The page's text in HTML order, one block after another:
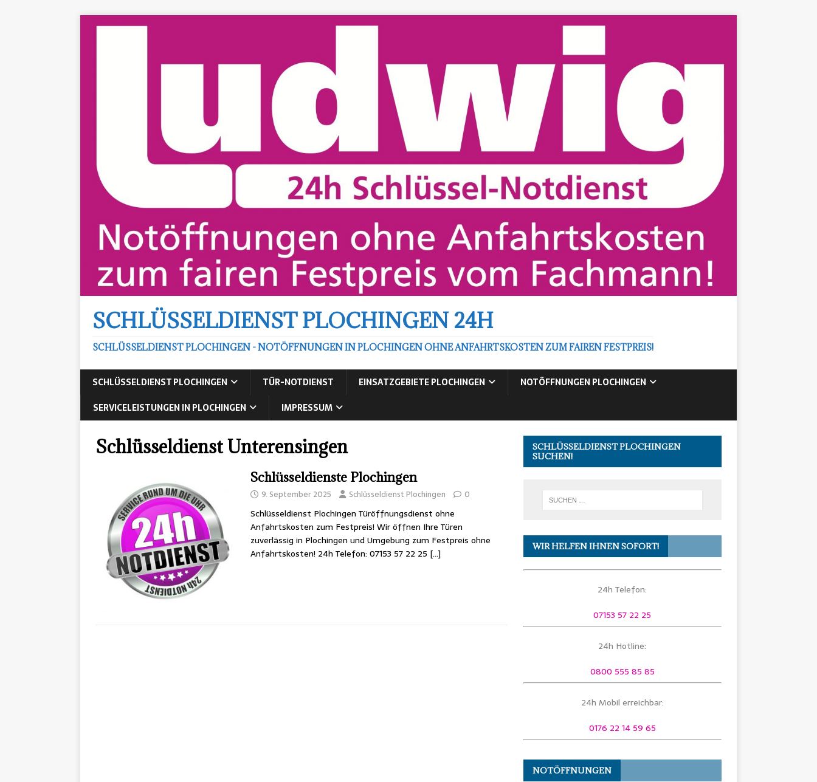
SCHLÜSSELDIENST PLOCHINGEN 24H
SCHLÜSSELDIENST PLOCHINGEN - NOTÖFFNUNGEN IN PLOCHINGEN OHNE ANFAHRTSKOSTEN ZUM FAIREN FESTPREIS!
SCHLÜSSELDIENST PLOCHINGEN TÜR-NOTDIENST EINSATZGEBIETE PLOCHINGEN
NOTÖFFNUNGEN PLOCHINGEN
SERVICELEISTUNGEN IN PLOCHINGEN
IMPRESSUM
Schlüsseldienst Unterensingen
Schlüsseldienste Plochingen
9. September 2025 Schlüsseldienst Plochingen 0
Schlüsseldienst Plochingen Türöffnungsdienst ohne
Anfahrtskosten zum Festpreis! Wir öffnen Ihre Türen
zuverlässig in Plochingen und Umgebung zum Festpreis ohne
Anfahrtskosten! 24h Telefon: 07153 57 22 25 […]
SCHLÜSSELDIENST PLOCHINGEN
SUCHEN!
WIR HELFEN IHNEN SOFORT!
24h Telefon:
07153 57 22 25
24h Hotline:
0800 555 85 85
24h Mobil erreichbar:
0176 22 14 59 65
NOTÖFFNUNGEN